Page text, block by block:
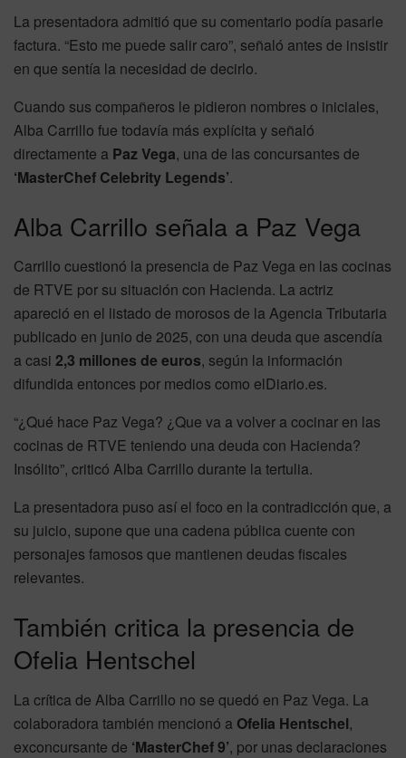
La presentadora admitió que su comentario podía pasarle
factura. “Esto me puede salir caro”, señaló antes de insistir
en que sentía la necesidad de decirlo.
Cuando sus compañeros le pidieron nombres o iniciales,
Alba Carrillo fue todavía más explícita y señaló
directamente a Paz Vega, una de las concursantes de
‘MasterChef Celebrity Legends’.
Alba Carrillo señala a Paz Vega
Carrillo cuestionó la presencia de Paz Vega en las cocinas
de RTVE por su situación con Hacienda. La actriz
apareció en el listado de morosos de la Agencia Tributaria
publicado en junio de 2025, con una deuda que ascendía
a casi 2,3 millones de euros, según la información
difundida entonces por medios como elDiario.es.
“¿Qué hace Paz Vega? ¿Que va a volver a cocinar en las
cocinas de RTVE teniendo una deuda con Hacienda?
Insólito”, criticó Alba Carrillo durante la tertulia.
La presentadora puso así el foco en la contradicción que, a
su juicio, supone que una cadena pública cuente con
personajes famosos que mantienen deudas fiscales
relevantes.
También critica la presencia de
Ofelia Hentschel
La crítica de Alba Carrillo no se quedó en Paz Vega. La
colaboradora también mencionó a Ofelia Hentschel,
exconcursante de ‘MasterChef 9’, por unas declaraciones